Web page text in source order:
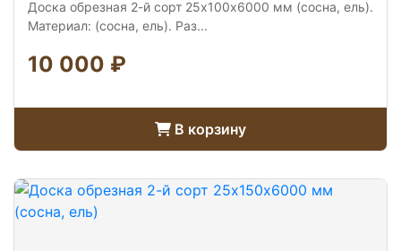
Доска обрезная 2-й сорт 25х100х6000 мм (сосна, ель).
Материал: (сосна, ель). Раз...
10 000 ₽
В корзину